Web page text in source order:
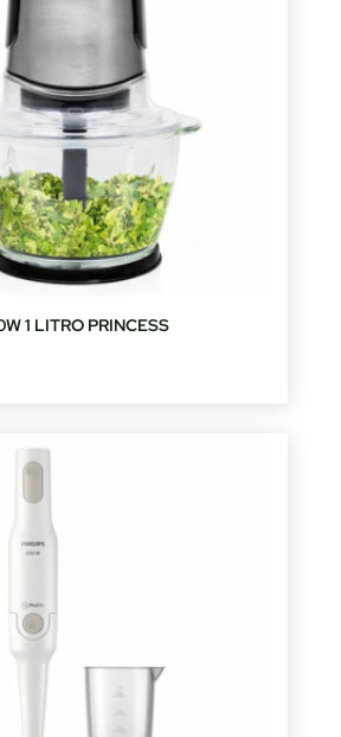
1 LITRO PRINCESS